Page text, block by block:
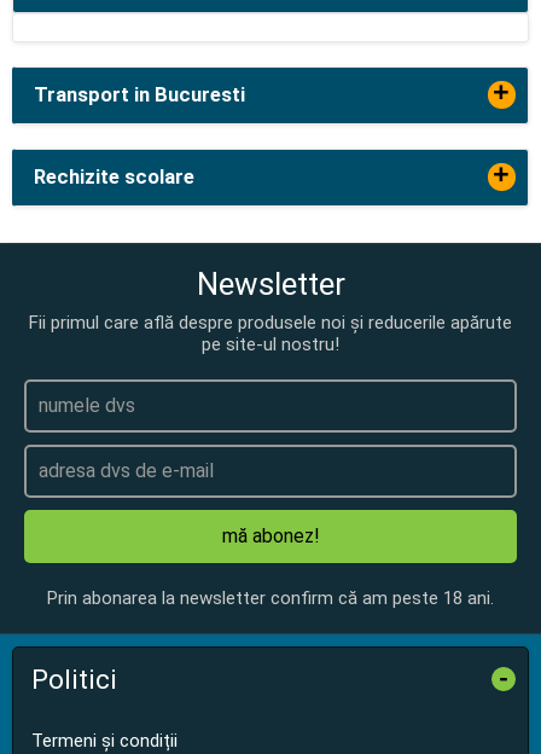
Transport in Bucuresti +
Rechizite scolare +
Newsletter
Fii primul care află despre produsele noi și reducerile apărute
pe site-ul nostru!
mă abonez!
Prin abonarea la newsletter confirm că am peste 18 ani.
Politici -
Termeni și condiții